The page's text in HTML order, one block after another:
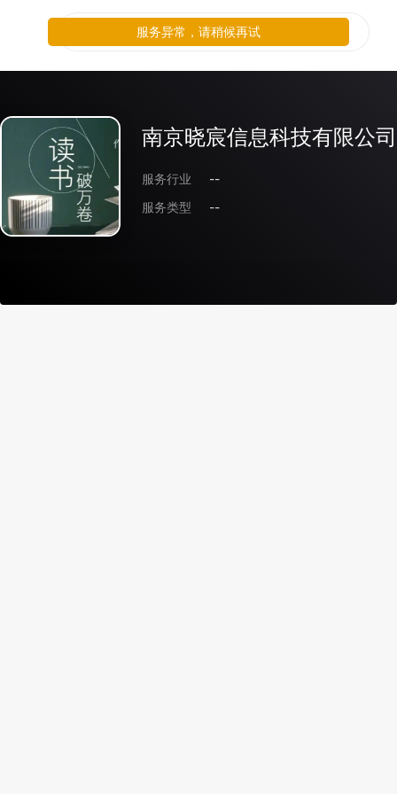
南京晓宸信息科技有限公司
服务行业
--
服务类型
--
服务异常，请稍候再试